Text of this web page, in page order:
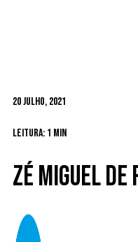
20 Julho, 2021
Leitura: 1 min
Zé Miguel